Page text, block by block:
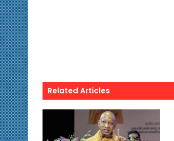
Related Articles